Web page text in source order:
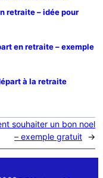
retraite – idée pour
en retraite – exemple
à la retraite
souhaiter un bon noel
– exemple gratuit →